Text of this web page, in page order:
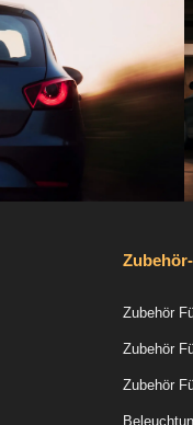
Zubehör
Zubehör
Zubehör